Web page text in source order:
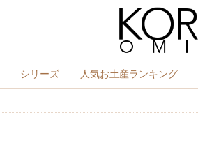
シリーズ 人気お土産ランキング